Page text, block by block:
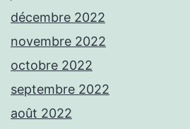
décembre 2022
novembre 2022
octobre 2022
septembre 2022
août 2022